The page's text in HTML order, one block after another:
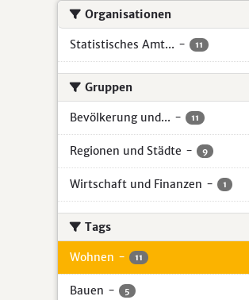
Organisationen
Statistisches Amt... - 11
Gruppen
Bevölkerung und... - 11
Regionen und Städte - 9
Wirtschaft und Finanzen - 1
Tags
Wohnen - 11
Bauen - 5